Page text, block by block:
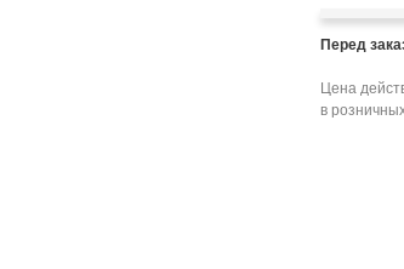
Перед
Цена
в